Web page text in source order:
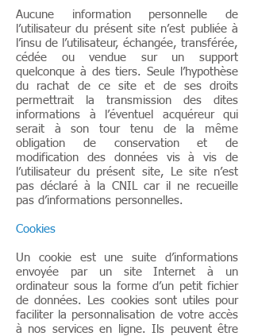
Aucune information personnelle de
l’utilisateur du présent site n’est publiée à
l’insu de l’utilisateur, échangée, transférée,
cédée ou vendue sur un support
quelconque à des tiers. Seule l’hypothèse
du rachat de ce site et de ses droits
permettrait la transmission des dites
informations à l’éventuel acquéreur qui
serait à son tour tenu de la même
obligation de conservation et de
modification des données vis à vis de
l’utilisateur du présent site, Le site n’est
pas déclaré à la CNIL car il ne recueille
pas d’informations personnelles.
Cookies
Un cookie est une suite d’informations
envoyée par un site Internet à un
ordinateur sous la forme d’un petit fichier
de données. Les cookies sont utiles pour
faciliter la personnalisation de votre accès
à nos services en ligne. Ils peuvent être